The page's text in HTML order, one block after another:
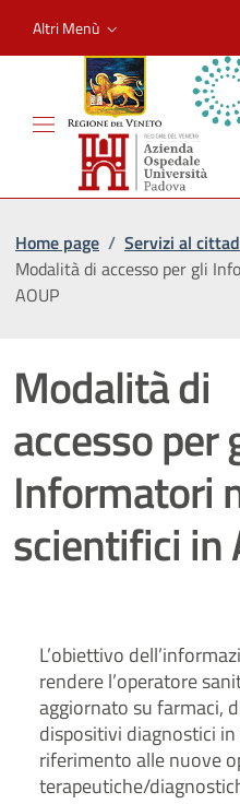
Altri Menù
Home page / Servizi al
Modalità di accesso per gli
AOUP
Modalità di
accesso per
Informatori
scientifici in
L’obiettivo
rendere l’operatore
aggiornato su farmaci,
dispositivi diagnostici
riferimento alle nuove
terapeutiche/